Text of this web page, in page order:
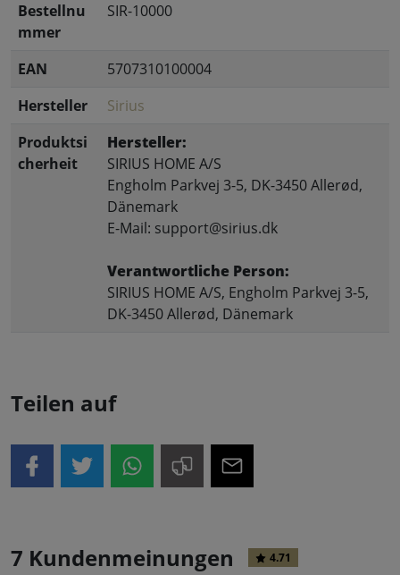
Bestellnu
mmer
SIR-10000
EAN
5707310100004
Hersteller
Sirius
Produktsi
cherheit
Hersteller:
SIRIUS HOME A/S
Engholm Parkvej 3-5, DK-3450 Allerød,
Dänemark
E-Mail: support@sirius.dk
Verantwortliche Person:
SIRIUS HOME A/S, Engholm Parkvej 3-5,
DK-3450 Allerød, Dänemark
Teilen auf
7 Kundenmeinungen 4.71